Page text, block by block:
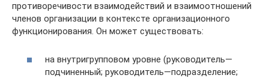
противоречивости взаимодействий и взаимоотношений
членов организации в контексте организационного
функционирования. Он может существовать:
на внутригрупповом уровне (руководитель—
подчиненный; руководитель—подразделение;